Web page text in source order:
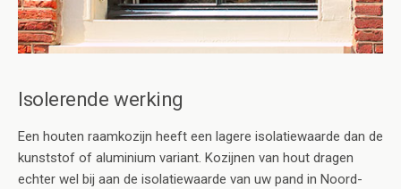
Isolerende werking
Een houten raamkozijn heeft een lagere isolatiewaarde dan de
kunststof of aluminium variant. Kozijnen van hout dragen
echter wel bij aan de isolatiewaarde van uw pand in Noord-